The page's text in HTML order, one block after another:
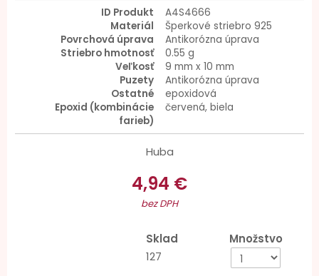
ID Produkt
A4S4666
Materiál
Šperkové striebro 925
Povrchová úprava
Antikorózna úprava
Striebro hmotnosť
0.55 g
Veľkosť
9 mm x 10 mm
Puzety
Antikorózna úprava
Ostatné
epoxidová
Epoxid (kombinácie
farieb)
červená, biela
Huba
4,94 €
bez DPH
Sklad
127
Množstvo